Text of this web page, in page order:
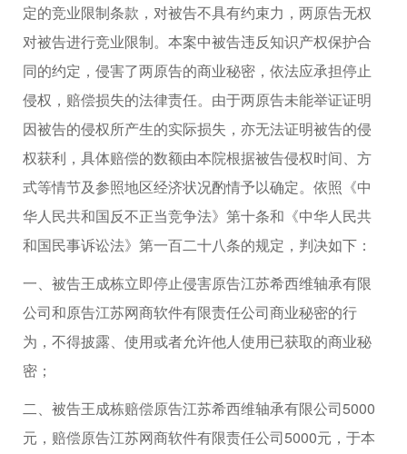
定的竞业限制条款，对被告不具有约束力，两原告无权
对被告进行竞业限制。本案中被告违反知识产权保护合
同的约定，侵害了两原告的商业秘密，依法应承担停止
侵权，赔偿损失的法律责任。由于两原告未能举证证明
因被告的侵权所产生的实际损失，亦无法证明被告的侵
权获利，具体赔偿的数额由本院根据被告侵权时间、方
式等情节及参照地区经济状况酌情予以确定。依照《中
华人民共和国反不正当竞争法》第十条和《中华人民共
和国民事诉讼法》第一百二十八条的规定，判决如下：
一、被告王成栋立即停止侵害原告江苏希西维轴承有限
公司和原告江苏网商软件有限责任公司商业秘密的行
为，不得披露、使用或者允许他人使用已获取的商业秘
密；
二、被告王成栋赔偿原告江苏希西维轴承有限公司5000
元，赔偿原告江苏网商软件有限责任公司5000元，于本